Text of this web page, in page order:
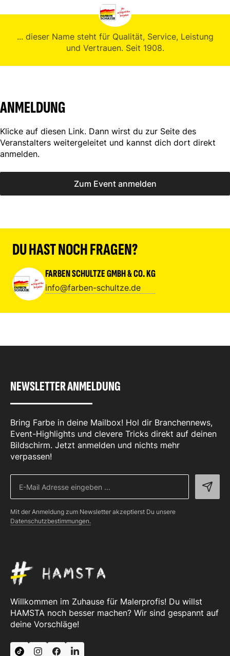
... dieser Name steht für Qualität, Service, Leistung
und Vertrauen. Seit 1908.
ANMELDUNG
Klicke auf diesen Link. Dann wirst du zur Seite des
Veranstalters weitergeleitet und kannst dich dort direkt
anmelden.
Zum Event anmelden
DU HAST NOCH FRAGEN?
FARBEN SCHULTZE GMBH & CO. KG
info@farben-schultze.de
NEWSLETTER ANMELDUNG
Bring Farbe in deine Mailbox! Hol dir Branchennews,
Event-Highlights und clevere Tricks direkt auf deinen
Bildschirm. Jetzt anmelden und nichts mehr
verpassen!
Mit der Anmeldung zum Newsletter akzeptierst Du unsere
Datenschutzbestimmungen.
Willkommen im Zuhause für Malerprofis! Du willst
HAMSTA noch besser machen? Wir sind gespannt auf
deine Vorschläge!